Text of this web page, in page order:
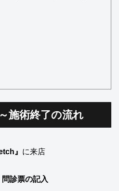
施術終了の流れ
』 に来店
問診票の記入